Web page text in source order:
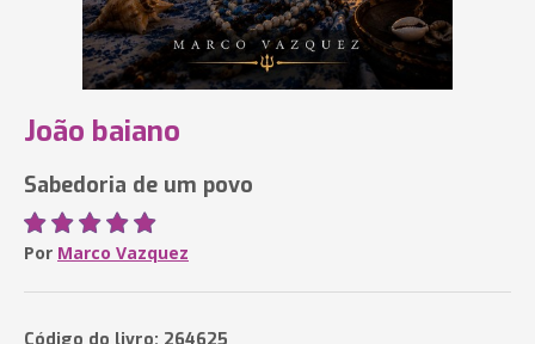
João baiano
Sabedoria de um povo
Por Marco Vazquez